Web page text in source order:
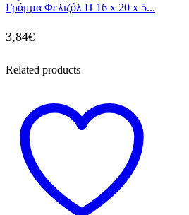
Γράμμα Φελιζόλ Π 16 x 20 x 5...
3,84€
Related products